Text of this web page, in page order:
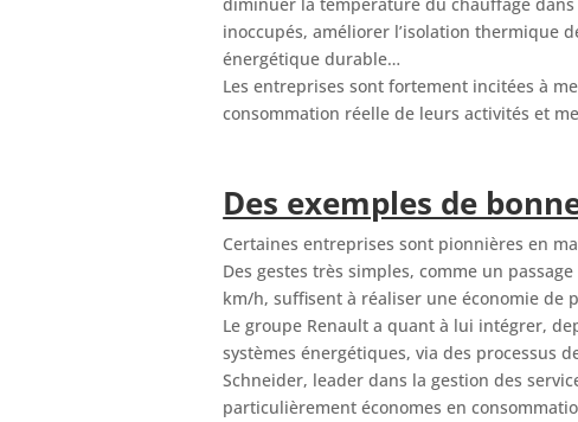
inoccupés, améliorer l’isolation thermique
énergétique durable…
Les entreprises sont fortement incitées à
consommation réelle de leurs activités et
Des exemples de
Certaines entreprises sont pionnières en
Des gestes très simples, comme un
km/h, suffisent à réaliser une économie de
Le groupe Renault a quant à lui intégrer,
systèmes énergétiques, via des processus
Schneider, leader dans la gestion des
particulièrement économes en